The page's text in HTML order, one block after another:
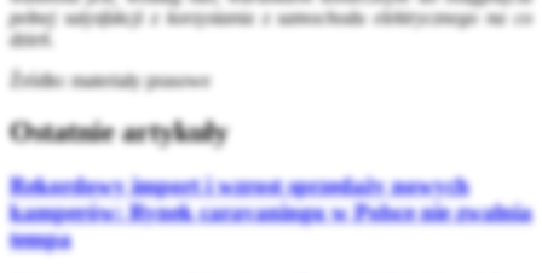
pełnej satysfakcji z korzystania z samochodu elektrycznego na co
dzień.
Źródło: materiały prasowe
Ostatnie artykuły
Rekordowy import i wzrost sprzedaży nowych
kamperów: Rynek caravaningu w Polsce nie zwalnia
tempa